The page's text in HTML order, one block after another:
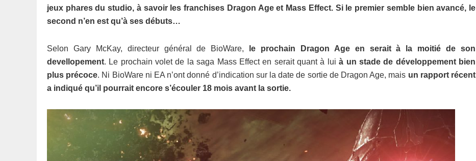
jeux phares du studio, à savoir les franchises Dragon Age et Mass Effect. Si le premier semble bien avancé, le
second n’en est qu’à ses débuts…
Selon Gary McKay, directeur général de BioWare,
le prochain Dragon Age en serait à la moitié de son
devellopement. Le prochain volet de la saga Mass Effect en serait quant à lui à un stade de développement bien
plus précoce. Ni BioWare ni EA n’ont donné d’indication sur la date de sortie de Dragon Age, mais un rapport récent
a indiqué qu’il pourrait encore s’écouler 18 mois avant la sortie.